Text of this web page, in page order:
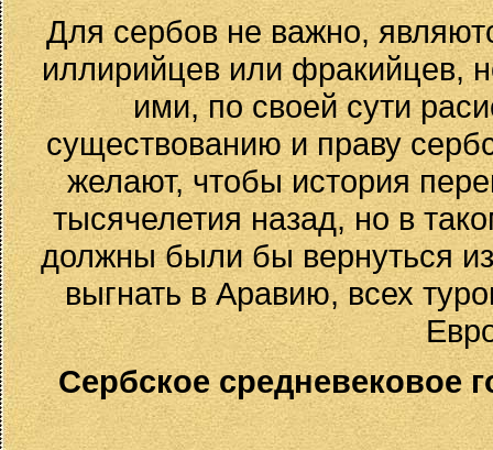
Для сербов не важно,
иллирийцев или фракийцев,
ими, по своей сути
существованию и праву
желают, чтобы история
тысячелетия назад, но в
должны были бы вернуться
выгнать в Аравию, всех
Сербское средневековое